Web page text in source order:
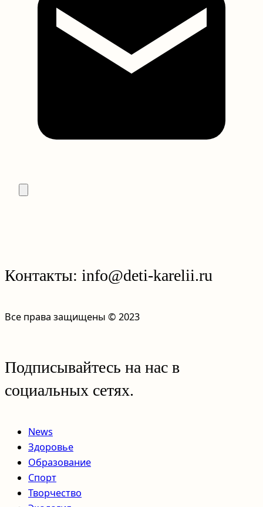
Контакты: info@deti-karelii.ru
Все права защищены © 2023
Подписывайтесь на нас в
социальных сетях.
News
Здоровье
Образование
Спорт
Творчество